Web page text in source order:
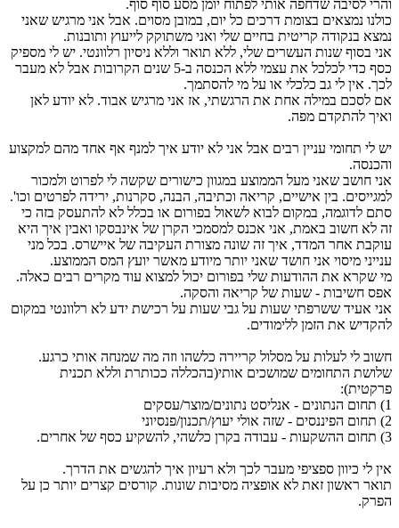
והרי לסיבה שדחפה אותי לפתוח יומן מסע סוף סוף.
כולנו נמצאים בצומת דרכים כל יום, במובן מסוים. אבל אני מרגיש שאני
נמצא בנקודה קריטית בחיים שלי ואני משתוקק לייעוץ ותובנות.
אני בסוף שנות העשרים שלי, ללא תואר וללא ניסיון רלוונטי. יש לי מספיק
כסף כדי לכלכל את עצמי ללא הכנסה ב-5 שנים הקרובות אבל לא מעבר
לכך. אין לי גב כלכלי או על מי להסתמך.
אם לסכם במילה אחת את הרגשתי, אז אני מרגיש אבוד. לא יודע לאן
ואיך להתקדם מפה.
יש לי תחומי עניין רבים אבל אני לא יודע איך למנף אף אחד מהם למקצוע
והכנסה.
אני חושב שאני מעל הממוצע במגוון כישורים שקשה לי לפרוט ולמכור
למגייסים. בין אישיים, קריאה וכתיבה, הבנה, סקרנות, ירידה לפרטים וכו'.
סתם לדוגמה, במקום לבוא לשאול בפורום או בכלל לא להתעסק בזה כי
זה לא חשוב באמת, אני אכנס למסמכי הקרן של אינבסקו ואבין איך היא
עוקבת אחר המדד, איך זה שונה מצורת העקיבה של איישרס. בכל מני
ענייני מיסוי אני חושד שאני יותר מיודע מאשר יועץ המס הממוצע.
מי שקרא את ההודעות שלי בפורום יכול למצוא עוד מקרים רבים כאלה.
אפס חשיבות - שעות של קריאה והסקה.
אני אעיד ששרפתי שעות על גבי שעות על רכישת ידע לא רלוונטי במקום
להקדיש את הזמן ללימודים.
חשוב לי לעלות על מסלול קריירה כלשהו וזה מה שמנחה אותי כרגע.
שלושת התחומים שמושכים אותי(בהכללה ככותרת וללא תכנית
פרקטית):
1) תחום הנתונים - אנליסט נתונים/מוצר/עסקים
2) תחום הפיננסים - שזה אולי יעוץ/תכנון/פנסיוני
3) תחום ההשקעות - עבודה בקרן כלשהי, להשקיע כסף של אחרים.
אין לי כיוון ספציפי מעבר לכך ולא רעיון איך להגשים את הדרך.
תואר ראשון זאת לא אופציה מסיבות שונות. קורסים קצרים יותר כן על
הפרק.